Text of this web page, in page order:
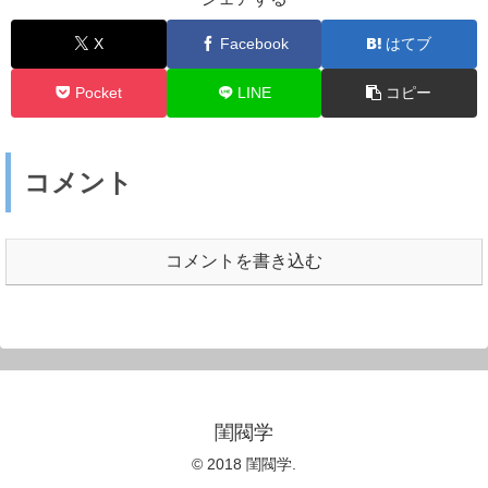
X Facebook はてブ
Pocket LINE コピー
コメント
コメントを書き込む
閨閥学
© 2018 閨閥学.